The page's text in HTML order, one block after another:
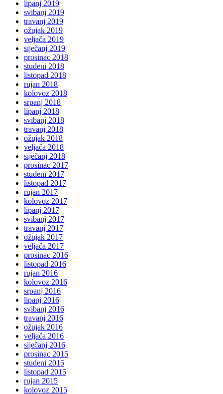
lipanj 2019
svibanj 2019
travanj 2019
ožujak 2019
veljača 2019
siječanj 2019
prosinac 2018
studeni 2018
listopad 2018
rujan 2018
kolovoz 2018
srpanj 2018
lipanj 2018
svibanj 2018
travanj 2018
ožujak 2018
veljača 2018
siječanj 2018
prosinac 2017
studeni 2017
listopad 2017
rujan 2017
kolovoz 2017
lipanj 2017
svibanj 2017
travanj 2017
ožujak 2017
veljača 2017
prosinac 2016
listopad 2016
rujan 2016
kolovoz 2016
srpanj 2016
lipanj 2016
svibanj 2016
travanj 2016
ožujak 2016
veljača 2016
siječanj 2016
prosinac 2015
studeni 2015
listopad 2015
rujan 2015
kolovoz 2015